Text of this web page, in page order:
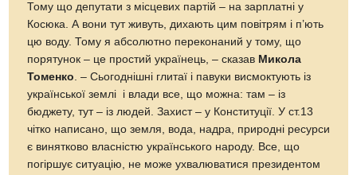
Тому що депутати з місцевих партій – на зарплатні у
Косюка. А вони тут живуть, дихають цим повітрям і п’ють
цю воду. Тому я абсолютно переконаний у тому, що
порятунок – це простий українець, – сказав Микола
Томенко. – Сьогоднішні глитаї і павуки висмоктують із
української землі і влади все, що можна: там – із
бюджету, тут – із людей. Захист – у Конституції. У ст.13
чітко написано, що земля, вода, надра, природні ресурси
є винятково власністю українського народу. Все, що
погіршує ситуацію, не може ухвалюватися президентом